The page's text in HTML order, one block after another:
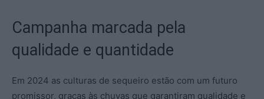
Campanha marcada pela
qualidade e quantidade
Em 2024 as culturas de sequeiro estão com um futuro
promissor, graças às chuvas que garantiram qualidade e